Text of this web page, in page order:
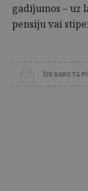
gadījumos – uz
pensiju vai
ŠIS RAKSTS